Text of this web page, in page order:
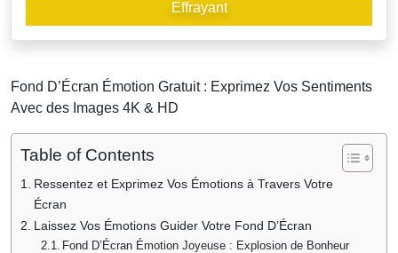
Effrayant
Fond D’Écran Émotion Gratuit : Exprimez Vos Sentiments
Avec des Images 4K & HD
Table of Contents
Ressentez et Exprimez Vos Émotions à Travers Votre
Écran
Laissez Vos Émotions Guider Votre Fond D’Écran
Fond D’Écran Émotion Joyeuse : Explosion de Bonheur